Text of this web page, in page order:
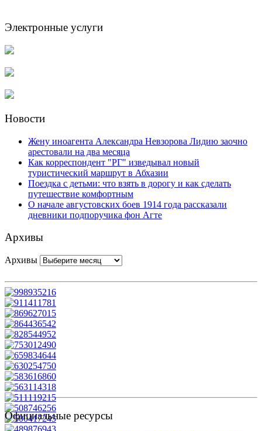
Электронные услуги
Новости
Жену иноагента Александра Невзорова Лидию заочно
арестовали на два месяца
Как корреспондент "РГ" изведывал новый
туристический маршрут в Абхазии
Поездка с детьми: что взять в дорогу и как сделать
путешествие комфортным
О начале августовских боев 1914 года рассказали
дневники подпоручика фон Агте
Архивы
Архивы
Официальные ресурсы